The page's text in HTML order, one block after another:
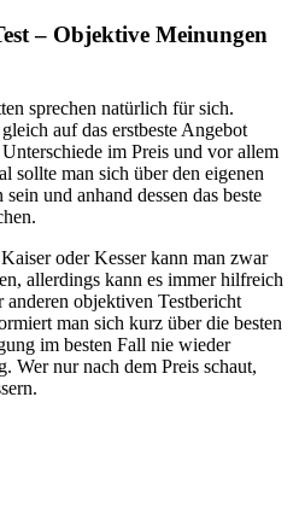
– Objektive Meinungen
sprechen natürlich für sich.
auf das erstbeste Angebot
im Preis und vor allem
sollte man sich über den eigenen
und anhand dessen das beste
oder Kesser kann man zwar
allerdings kann es immer hilfreich
anderen objektiven Testbericht
man sich kurz über die besten
im besten Fall nie wieder
Wer nur nach dem Preis schaut,